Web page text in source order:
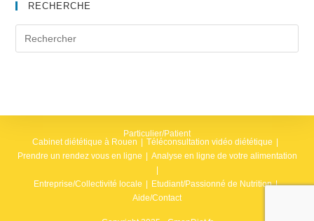
RECHERCHE
Particulier/Patient
Cabinet diététique à Rouen
Téléconsultation vidéo diététique
Prendre un rendez vous en ligne
Analyse en ligne de votre alimentation
Entreprise/Collectivité locale
Etudiant/Passionné de Nutrition
Aide/Contact